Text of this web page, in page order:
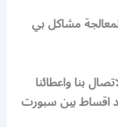
مشاكل بي
بنا واعطائنا
اقساط بين سبورت